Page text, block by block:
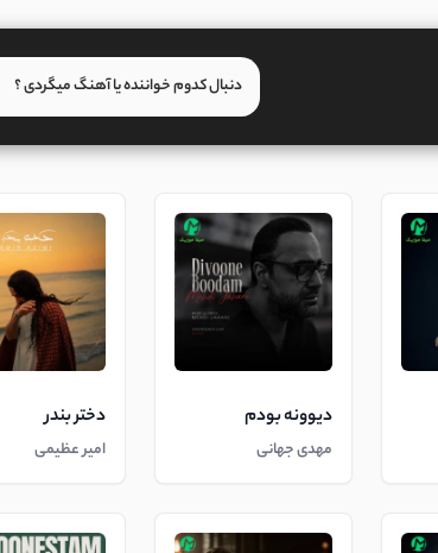
دیوونه بودم
مهدی جهانی
دختر بندر
امیر عظیمی